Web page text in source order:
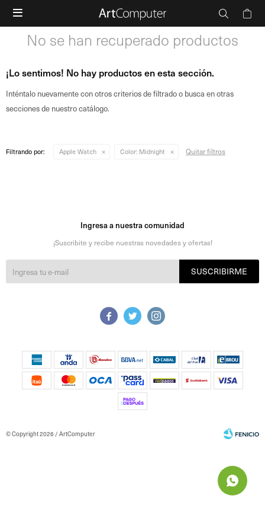

No se han recuperado productos
¡Lo sentimos! No hay productos en esta sección.
Inténtalo nuevamente con otros criterios de filtrado o busca en otras
secciones de nuestro catálogo.
Filtrando por: Apple Watch Color: Midnight Quitar filtros
  
Ingresa a nuestra comunidad
¡Suscribite y recibe nuestras novedades y ofertas!
SUSCRIBIRME
© Copyright 2026 / ArtComputer